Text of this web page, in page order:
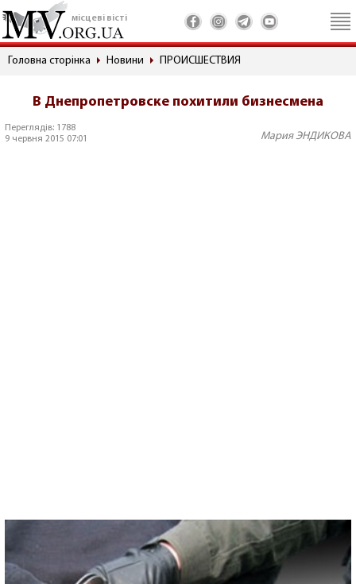
місцеві вісті
Головна сторінка Новини ПРОИСШЕСТВИЯ
В Днепропетровске похитили бизнесмена
Переглядів: 1788
9 червня 2015 07:01
Мария ЭНДИКОВА